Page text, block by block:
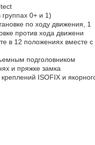
0+ и 1)
по ходу движения, 1
против хода движени
в 12 положениях вместе с
подголовником
и пряжке замка
ISOFIX и